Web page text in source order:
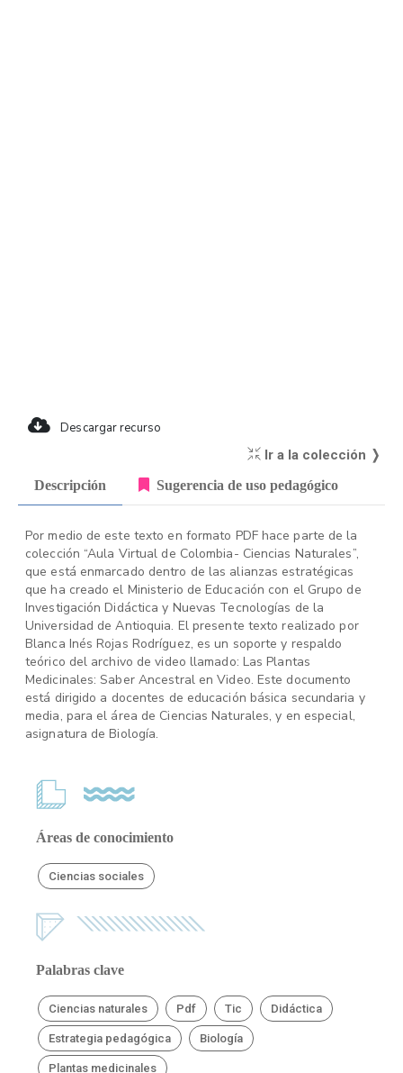
Descargar recurso
Ir a la colección ❭
Descripción Sugerencia de uso pedagógico
Por medio de este texto en formato PDF hace parte de la
colección “Aula Virtual de Colombia- Ciencias Naturales”,
que está enmarcado dentro de las alianzas estratégicas
que ha creado el Ministerio de Educación con el Grupo de
Investigación Didáctica y Nuevas Tecnologías de la
Universidad de Antioquia. El presente texto realizado por
Blanca Inés Rojas Rodríguez, es un soporte y respaldo
teórico del archivo de video llamado: Las Plantas
Medicinales: Saber Ancestral en Video. Este documento
está dirigido a docentes de educación básica secundaria y
media, para el área de Ciencias Naturales, y en especial,
asignatura de Biología.
Áreas de conocimiento
Ciencias sociales
Palabras clave
Ciencias naturales Pdf Tic Didáctica
Estrategia pedagógica Biología
Plantas medicinales